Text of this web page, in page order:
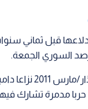
السوري الجمعة.
وتشهد سوريا
حربا مدمرة تشارك